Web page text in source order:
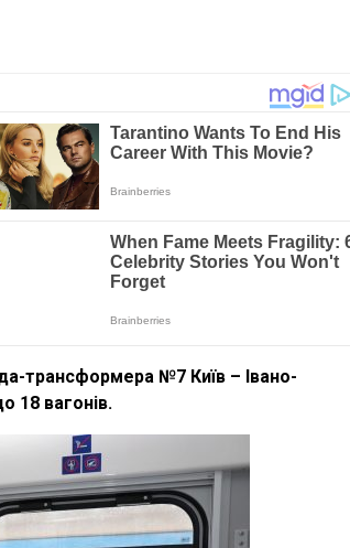
трансформера №7 Київ – Івано-
18 вагонів.